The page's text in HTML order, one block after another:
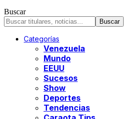
Buscar
Categorías
Venezuela
Mundo
EEUU
Sucesos
Show
Deportes
Tendencias